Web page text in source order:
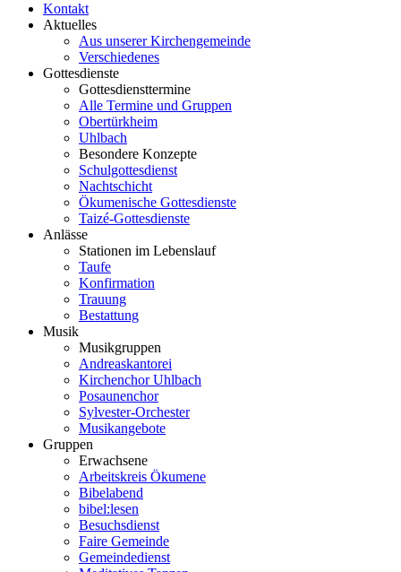
Kontakt
Aktuelles
Aus unserer Kirchengemeinde
Verschiedenes
Gottesdienste
Gottesdiensttermine
Alle Termine und Gruppen
Obertürkheim
Uhlbach
Besondere Konzepte
Schulgottesdienst
Nachtschicht
Ökumenische Gottesdienste
Taizé-Gottesdienste
Anlässe
Stationen im Lebenslauf
Taufe
Konfirmation
Trauung
Bestattung
Musik
Musikgruppen
Andreaskantorei
Kirchenchor Uhlbach
Posaunenchor
Sylvester-Orchester
Musikangebote
Gruppen
Erwachsene
Arbeitskreis Ökumene
Bibelabend
bibel:lesen
Besuchsdienst
Faire Gemeinde
Gemeindedienst